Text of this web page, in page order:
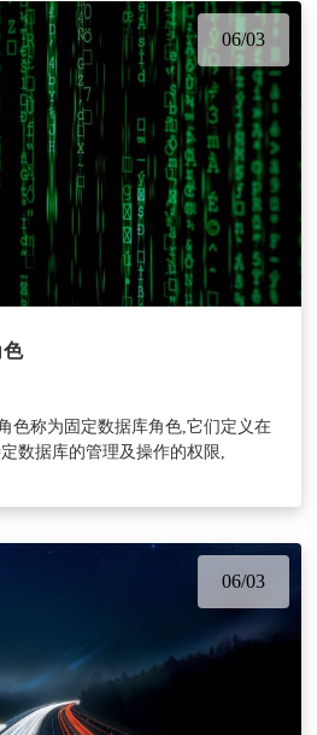
06/03
色
色称为固定数据库角色,它们定义在
数据库的管理及操作的权限,
06/03